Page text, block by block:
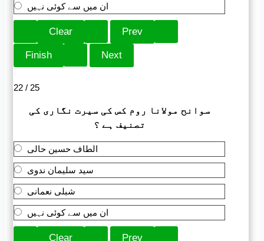
ان میں سے کوئی نہیں
22 / 25
سوانح مولانا روم کس کی سیرت نگاری کی
تصنیف ہے ؟
الطاف حسین حالی
سید سلیمان ندوی
شبلی نعمانی
ان میں سے کوئی نہیں